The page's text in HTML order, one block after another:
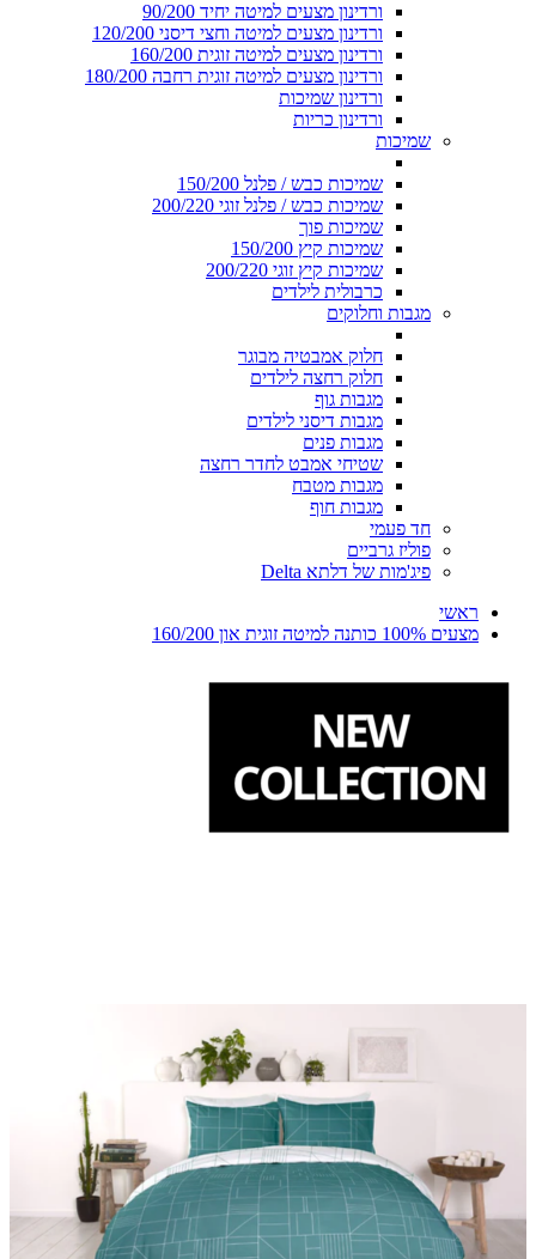
ורדינון מצעים למיטה יחיד 90/200
ורדינון מצעים למיטה וחצי דיסני 120/200
ורדינון מצעים למיטה זוגית 160/200
ורדינון מצעים למיטה זוגית רחבה 180/200
ורדינון שמיכות
ורדינון כריות
שמיכות
שמיכות כבש / פלנל 150/200
שמיכות כבש / פלנל זוגי 200/220
שמיכות פוך
שמיכות קיץ 150/200
שמיכות קיץ זוגי 200/220
כרבולית לילדים
מגבות וחלוקים
חלוק אמבטיה מבוגר
חלוק רחצה לילדים
מגבות גוף
מגבות דיסני לילדים
מגבות פנים
שטיחי אמבט לחדר רחצה
מגבות מטבח
מגבות חוף
חד פעמי
פוליז גרביים
פיג'מות של דלתא Delta
ראשי
מצעים 100% כותנה למיטה זוגית און 160/200